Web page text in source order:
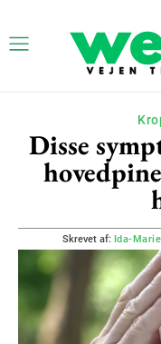
Disse
Skrevet af: Ida-